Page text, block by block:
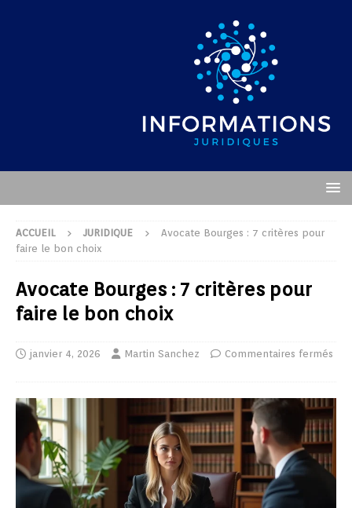
ACCUEIL JURIDIQUE
Avocate Bourges : 7 critères pour
faire le bon choix
Avocate Bourges : 7 critères pour
faire le bon choix
janvier 4, 2026 Martin Sanchez Commentaires fermés